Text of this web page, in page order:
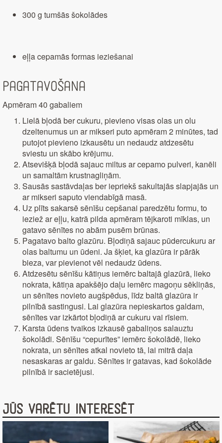
300 g tumšās šokolādes
eļļa cepamās formas ieziešanai
Pagatavošana
Apmēram 40 gabaliem
Lielā bļodā ber cukuru, pievieno visas olas un olu
dzeltenumus un ar mikseri puto apmēram 2 minūtes, tad
putojot pievieno izkausētu un nedaudz atdzesētu
sviestu un skābo krējumu.
Atsevišķā bļodā sajauc miltus ar cepamo pulveri, kanēli
un samaltām krustnagliņām.
Sausās sastāvdaļas ber iepriekš sakultajās slapjajās un
ar mikseri saputo viendabīgā masā.
Uz plīts sakarsē sēnīšu cepšanai paredzētu formu, to
ieziež ar eļļu, katrā pilda apmēram tējkaroti mīklas, un
gatavo sēnītes no abām pusēm brūnas.
Pagatavo balto glazūru. Bļodiņā sajauc pūdercukuru ar
olas baltumu un ūdeni. Ja šķiet, ka glazūra ir pārāk
bieza, var pievienot vēl nedaudz ūdens.
Atdzesētu sēnīšu kātiņus iemērc baltajā glazūrā, lieko
nokrata, kātiņa apakšējo daļu iemērc magoņu sēkliņās,
un sēnītes novieto augšpēdus, līdz baltā glazūra ir
pilnībā sastingusi. Lai glazūra nepieskartos galdam,
sēnītes var izkārtot bļodiņā ar cukuru vai rīsiem.
Karsta ūdens tvaikos izkausē gabaliņos salauztu
šokolādi. Sēnīšu “cepurītes” iemērc šokolādē, lieko
nokrata, un sēnītes atkal novieto tā, lai mitrā daļa
nesaskaras ar galdu. Sēnītes ir gatavas, kad šokolāde
pilnībā ir sacietējusi.
Jūs varētu interesēt